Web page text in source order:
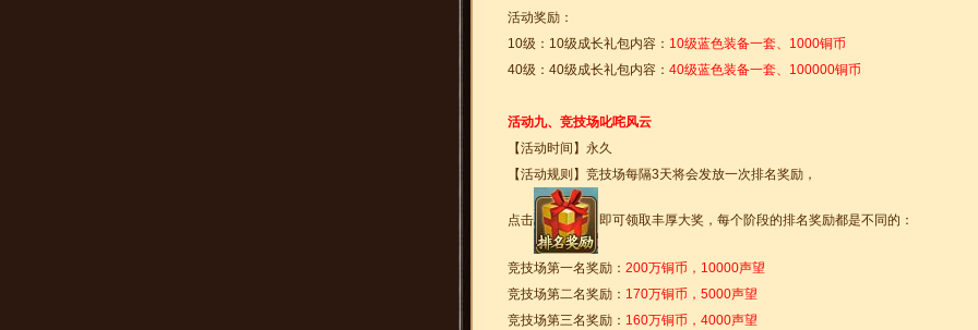
活动奖励：
10级：10级成长礼包内容： 10级蓝色装备一套、1000铜币
40级：40级成长礼包内容： 40级蓝色装备一套、100000铜币
活动九、竞技场叱咤风云
【活动时间】永久
【活动规则】竞技场每隔3天将会发放一次排名奖励，
点击 即可领取丰厚大奖，每个阶段的排名奖励都是不同的：
竞技场第一名奖励： 200万铜币，10000声望
竞技场第二名奖励： 170万铜币，5000声望
竞技场第三名奖励： 160万铜币，4000声望